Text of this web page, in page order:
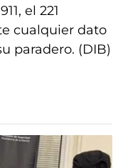
el 221
cualquier dato
paradero. (DIB)